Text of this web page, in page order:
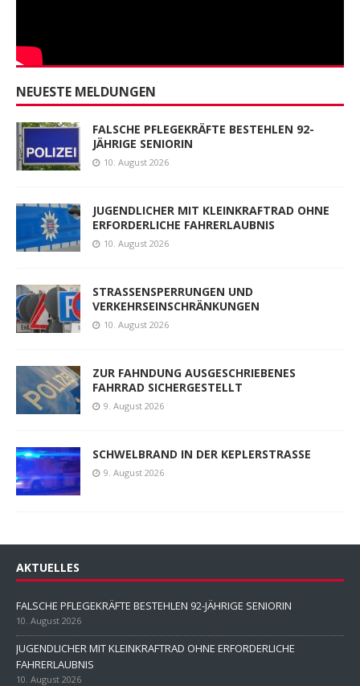
NEUESTE MELDUNGEN
FALSCHE PFLEGEKRÄFTE BESTEHLEN 92-
JÄHRIGE SENIORIN
10. August 2026
JUGENDLICHER MIT KLEINKRAFTRAD OHNE
ERFORDERLICHE FAHRERLAUBNIS
10. August 2026
STRASSENSPERRUNGEN UND
VERKEHRSEINSCHRÄNKUNGEN
10. August 2026
ZUR FAHNDUNG AUSGESCHRIEBENES
FAHRRAD SICHERGESTELLT
9. August 2026
SCHWELBRAND IN DER KEPLERSTRASSE
9. August 2026
AKTUELLES
FALSCHE PFLEGEKRÄFTE BESTEHLEN 92-JÄHRIGE SENIORIN
10. August 2026
JUGENDLICHER MIT KLEINKRAFTRAD OHNE ERFORDERLICHE
FAHRERLAUBNIS
10. August 2026